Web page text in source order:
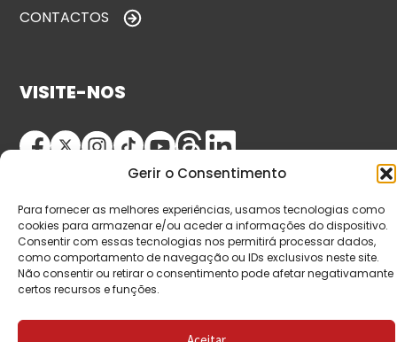
Gerir o Consentimento
Para fornecer as melhores experiências, usamos tecnologias como
cookies para armazenar e/ou aceder a informações do dispositivo.
Consentir com essas tecnologias nos permitirá processar dados,
como comportamento de navegação ou IDs exclusivos neste site.
Não consentir ou retirar o consentimento pode afetar negativamante
certos recursos e funções.
CONTACTOS
VISITE-NOS
© Copyright 2026 Saída de Emergência. Todos os
direitos reservados.